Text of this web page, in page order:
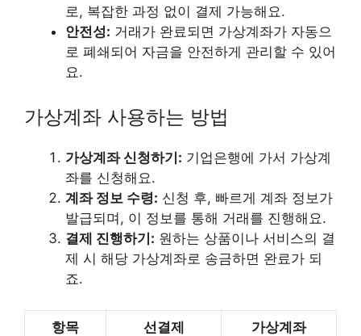
로, 복잡한 과정 없이 결제 가능해요.
안전성: 거래가 완료되면 가상계좌가 자동으
로 폐쇄되어 자금을 안전하게 관리할 수 있어
요.
가상계좌 사용하는 방법
가상계좌 신청하기: 기업은행에 가서 가상계
좌를 신청해요.
계좌 정보 수령: 신청 후, 빠르게 계좌 정보가
발급되며, 이 정보를 통해 거래를 진행해요.
결제 진행하기: 원하는 상품이나 서비스의 결
제 시 해당 가상계좌로 송금하면 완료가 되
죠.
항목 선결제 가상계좌